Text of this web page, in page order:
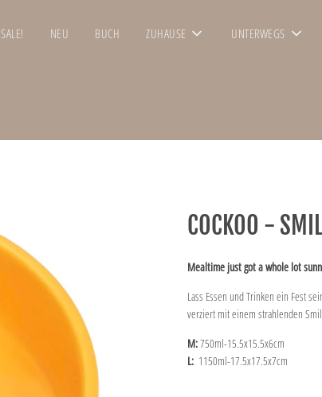
SALE! NEU BUCH ZUHAUSE UNTERWEGS
COCKOO -
Mealtime just got a whole lot
Lass Essen und Trinken ein Fest
verziert mit einem strahlenden
M:750ml-15.5x15.5x6cm
L: 1150ml-17.5x17.5x7cm